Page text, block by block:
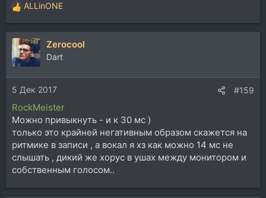
Р
е
а
к
ц
и
и
:
ALLinONE
Zerocool
Dart
5 Дек 2017 #159
RockMeister
Можно привыкнуть - и к 30 мс )
только это крайней негативным образом скажется на
ритмике в записи , а вокал я хз как можно 14 мс не
слышать , дикий же хорус в ушах между монитором и
собственным голосом..